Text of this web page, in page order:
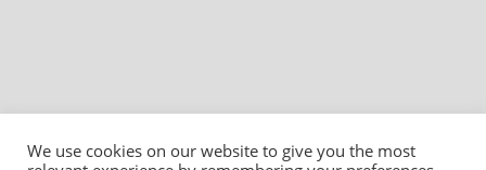
We use cookies on our website to give you the most